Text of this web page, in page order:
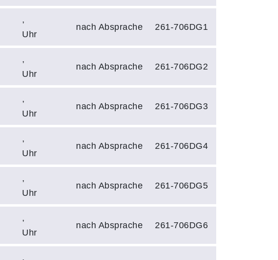
,
Uhr
nach Absprache 261-706DG1
,
Uhr
nach Absprache 261-706DG2
,
Uhr
nach Absprache 261-706DG3
,
Uhr
nach Absprache 261-706DG4
,
Uhr
nach Absprache 261-706DG5
,
Uhr
nach Absprache 261-706DG6
,